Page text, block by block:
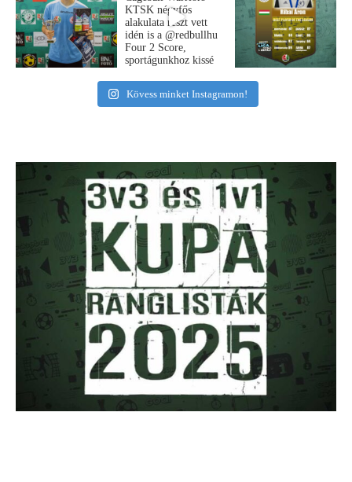
Kövess minket Instagramon!